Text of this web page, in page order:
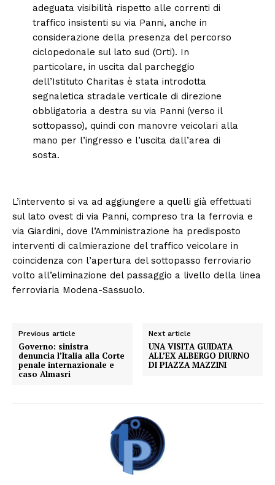
adeguata visibilità rispetto alle correnti di
traffico insistenti su via Panni, anche in
considerazione della presenza del percorso
ciclopedonale sul lato sud (Orti). In
particolare, in uscita dal parcheggio
dell’Istituto Charitas è stata introdotta
segnaletica stradale verticale di direzione
obbligatoria a destra su via Panni (verso il
sottopasso), quindi con manovre veicolari alla
mano per l’ingresso e l’uscita dall’area di
sosta.
L’intervento si va ad aggiungere a quelli già effettuati
sul lato ovest di via Panni, compreso tra la ferrovia e
via Giardini, dove l’Amministrazione ha predisposto
interventi di calmierazione del traffico veicolare in
coincidenza con l’apertura del sottopasso ferroviario
volto all’eliminazione del passaggio a livello della linea
ferroviaria Modena-Sassuolo.
Previous article
Governo: sinistra
denuncia l’Italia alla Corte
penale internazionale e
caso Almasri
Next article
UNA VISITA GUIDATA
ALL’EX ALBERGO DIURNO
DI PIAZZA MAZZINI